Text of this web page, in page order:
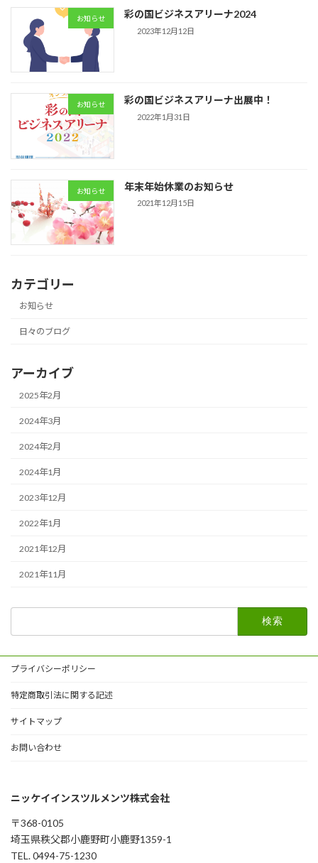
お知らせ 彩の国ビジネスアリーナ2024
2023年12月12日
お知らせ 彩の国ビジネスアリーナ出展中！
2022年1月31日
お知らせ 年末年始休業のお知らせ
2021年12月15日
カテゴリー
お知らせ
日々のブログ
アーカイブ
2025年2月
2024年3月
2024年2月
2024年1月
2023年12月
2022年1月
2021年12月
2021年11月
プライバシーポリシー
特定商取引法に関する記述
サイトマップ
お問い合わせ
ニッケイインスツルメンツ株式会社
〒368-0105
埼玉県秩父郡小鹿野町小鹿野1359-1
TEL. 0494-75-1230